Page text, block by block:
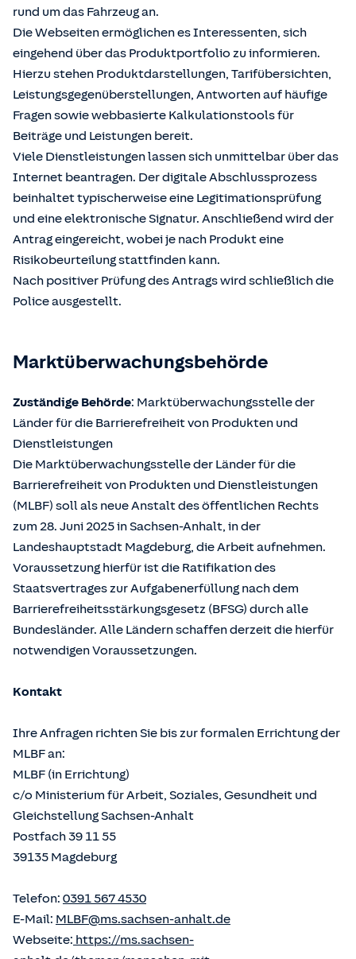
rund um das Fahrzeug an.
Die Webseiten ermöglichen es Interessenten, sich
eingehend über das Produktportfolio zu informieren.
Hierzu stehen Produktdarstellungen, Tarifübersichten,
Leistungsgegenüberstellungen, Antworten auf häufige
Fragen sowie webbasierte Kalkulationstools für
Beiträge und Leistungen bereit.
Viele Dienstleistungen lassen sich unmittelbar über das
Internet beantragen. Der digitale Abschlussprozess
beinhaltet typischerweise eine Legitimationsprüfung
und eine elektronische Signatur. Anschließend wird der
Antrag eingereicht, wobei je nach Produkt eine
Risikobeurteilung stattfinden kann.
Nach positiver Prüfung des Antrags wird schließlich die
Police ausgestellt.
Marktüberwachungsbehörde
Zuständige Behörde: Marktüberwachungsstelle der
Länder für die Barrierefreiheit von Produkten und
Dienstleistungen
Die Marktüberwachungsstelle der Länder für die
Barrierefreiheit von Produkten und Dienstleistungen
(MLBF) soll als neue Anstalt des öffentlichen Rechts
zum 28. Juni 2025 in Sachsen-Anhalt, in der
Landeshauptstadt Magdeburg, die Arbeit aufnehmen.
Voraussetzung hierfür ist die Ratifikation des
Staatsvertrages zur Aufgabenerfüllung nach dem
Barrierefreiheitsstärkungsgesetz (BFSG) durch alle
Bundesländer. Alle Ländern schaffen derzeit die hierfür
notwendigen Voraussetzungen.
Kontakt
Ihre Anfragen richten Sie bis zur formalen Errichtung der
MLBF an:
MLBF (in Errichtung)
c/o Ministerium für Arbeit, Soziales, Gesundheit und
Gleichstellung Sachsen-Anhalt
Postfach 39 11 55
39135 Magdeburg
Telefon: 0391 567 4530
E-Mail: MLBF@ms.sachsen-anhalt.de
Webseite: https://ms.sachsen-